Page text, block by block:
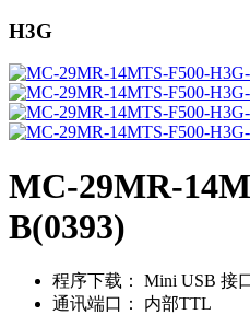
H3G
MC-29MR-
B(0393)
程序下载：
Mini USB 接
通讯端口：
内部TTL